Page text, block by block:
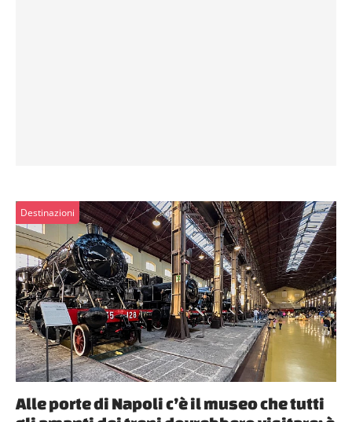
Destinazioni
Alle porte di Napoli c’è il museo che tutti